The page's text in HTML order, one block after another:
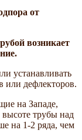
от
возникает
устанавливать
или дефлекторов.
на Западе,
высоте трубы над
на 1-2 ряда, чем